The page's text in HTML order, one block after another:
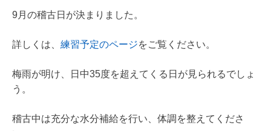
9月の稽古日が決まりました。
詳しくは、 練習予定のページをご覧ください。
梅雨が明け、日中35度を超えてくる日が見られるでしょ
う。
稽古中は充分な水分補給を行い、体調を整えてくださ